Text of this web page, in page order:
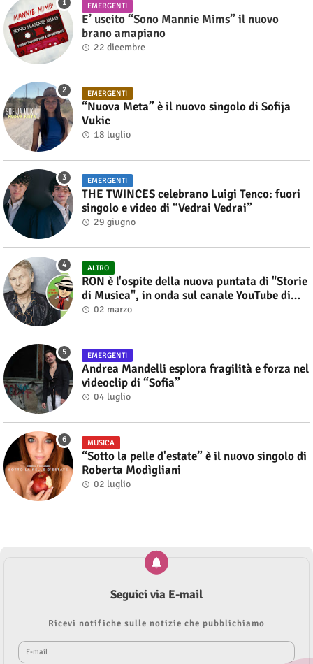
EMERGENTI
E’ uscito “Sono Mannie Mims” il nuovo
brano amapiano
22 dicembre
EMERGENTI
“Nuova Meta” è il nuovo singolo di Sofija
Vukic
18 luglio
EMERGENTI
THE TWINCES celebrano Luigi Tenco: fuori
singolo e video di “Vedrai Vedrai”
29 giugno
ALTRO
RON è l'ospite della nuova puntata di "Storie
di Musica", in onda sul canale YouTube di
Alberto Salerno
02 marzo
EMERGENTI
Andrea Mandelli esplora fragilità e forza nel
videoclip di “Sofia”
04 luglio
MUSICA
“Sotto la pelle d'estate” è il nuovo singolo di
Roberta Modìgliani
02 luglio
Seguici via E-mail
Ricevi notifiche sulle notizie che pubblichiamo